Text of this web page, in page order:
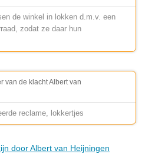
de winkel in lokken d.m.v. een
zodat ze daar hun
van de klacht Albert van
reclame, lokkertjes
door Albert van Heijningen